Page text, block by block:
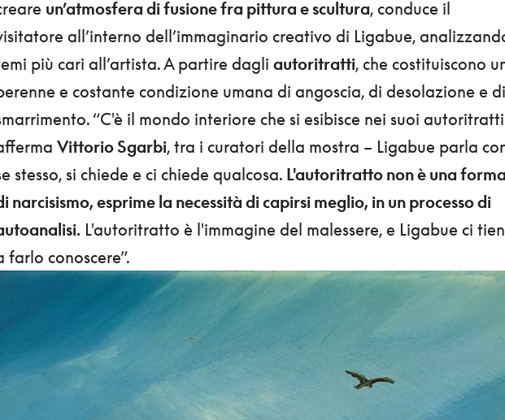
un’atmosfera di fusione fra pittura e scultura, conduce il
all’interno dell’immaginario creativo di Ligabue,
più cari all’artista. A partire dagli autoritratti, che costituiscono
e costante condizione umana di angoscia, di desolazione e di
“C'è il mondo interiore che si esibisce nei suoi
Vittorio Sgarbi, tra i curatori della mostra – Ligabue parla
stesso, si chiede e ci chiede qualcosa. L'autoritratto non è una forma
narcisismo, esprime la necessità di capirsi meglio, in un processo di
L'autoritratto è l'immagine del malessere, e Ligabue ci
farlo conoscere”.